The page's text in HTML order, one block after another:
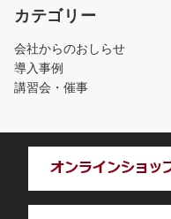
イ
カテゴリー
会社からのおしらせ
導入事例
講習会・催事